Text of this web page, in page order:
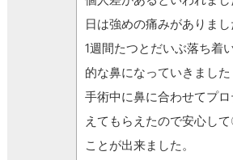
日は強めの痛みがありまし
1週間たつとだいぶ落ち着
的な鼻になっていきました
手術中に鼻に合わせてプ
えてもらえたので安心し
ことが出来ました。